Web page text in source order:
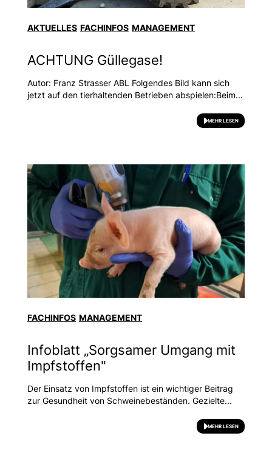
AKTUELLES FACHINFOS MANAGEMENT
ACHTUNG Güllegase!
Autor: Franz Strasser ABL Folgendes Bild kann sich
jetzt auf den tierhaltenden Betrieben abspielen:Beim...
MEHR LESEN
FACHINFOS MANAGEMENT
Infoblatt „Sorgsamer Umgang mit
Impfstoffen"
Der Einsatz von Impfstoffen ist ein wichtiger Beitrag
zur Gesundheit von Schweinebeständen. Gezielte...
MEHR LESEN